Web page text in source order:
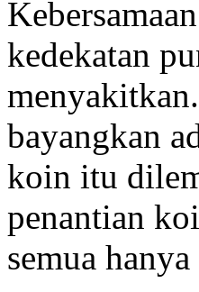
kedekatan
bayangkan
koin itu
penantian
semua